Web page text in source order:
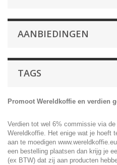
AANBIEDINGEN
TAGS
Promoot Wereldkoffie en verdien
Verdien tot wel 6% commissie via
Wereldkoffie. Het enige wat je hoeft
aan te moedigen
een bestelling plaatsen dan krijg je
(ex BTW) dat zij aan producten